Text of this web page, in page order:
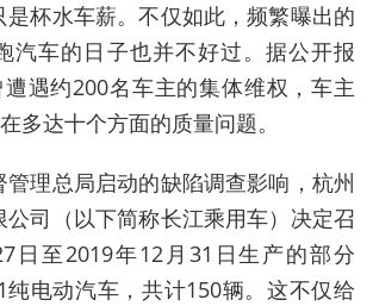
杯水车薪。不仅如此，频繁曝出的
汽车的日子也并不好过。据公开报
遇约200名车主的集体维权，车主
多达十个方面的质量问题。
管理总局启动的缺陷调查影响，杭州
司（以下简称长江乘用车）决定召
日至2019年12月31日生产的部分
纯电动汽车，共计150辆。这不仅给